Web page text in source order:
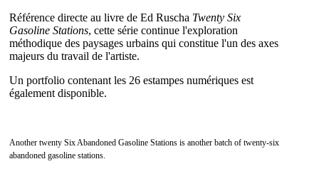
Référence directe au livre de Ed Ruscha Twenty Six
Gasoline Stations, cette série continue l'exploration
méthodique des paysages urbains qui constitue l'un des axes
majeurs du travail de l'artiste.
Un portfolio contenant les 26 estampes numériques est
également disponible.
Another twenty Six Abandoned Gasoline Stations is another batch of twenty-six
abandoned gasoline stations.